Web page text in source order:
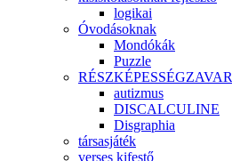
logikai
Óvodásoknak
Mondókák
Puzzle
RÉSZKÉPESSÉGZAVAR
autizmus
DISCALCULINE
Disgraphia
társasjáték
verses kifestő